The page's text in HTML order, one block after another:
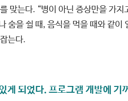
맞는다. “병이 아닌 증상만을 가
숨을 쉴 때, 음식을 먹을 때와 같이
는다.
게 되었다. 프로그램 개발에 기